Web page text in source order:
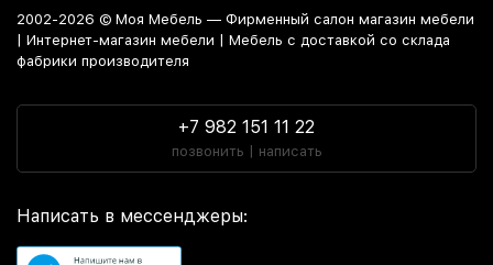
2002-2026 © Моя Мебель — Фирменный салон магазин мебели
| Интернет-магазин мебели | Мебель с доставкой со склада
фабрики производителя
+7 982 151 11 22
позвонить | написать
Написать в мессенджеры: